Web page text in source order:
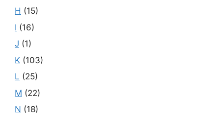
H (15)
I (16)
J (1)
K (103)
L (25)
M (22)
N (18)